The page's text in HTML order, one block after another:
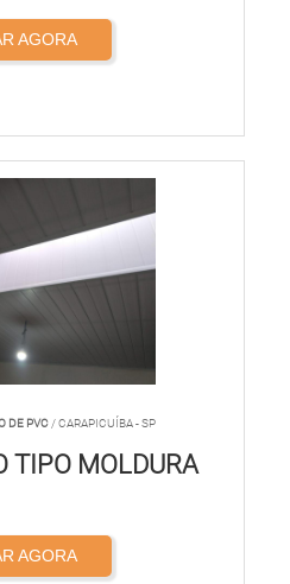
AGORA
DE PVC/ CARAPICUÍBA - SP
TIPO MOLDURA
AGORA